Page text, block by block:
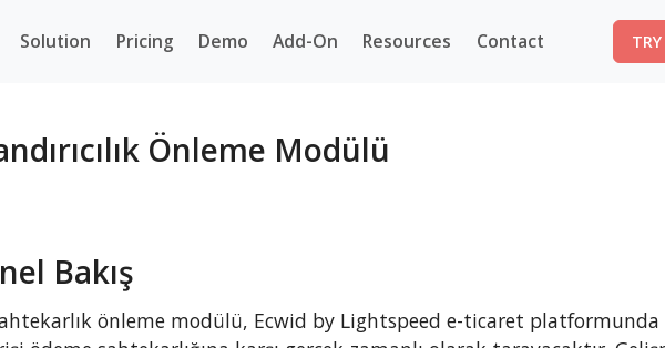
Solution Pricing Demo Add-On Resources Contact TRY
Önleme Modülü
Bakış
önleme modülü, Ecwid by Lightspeed e-ticaret